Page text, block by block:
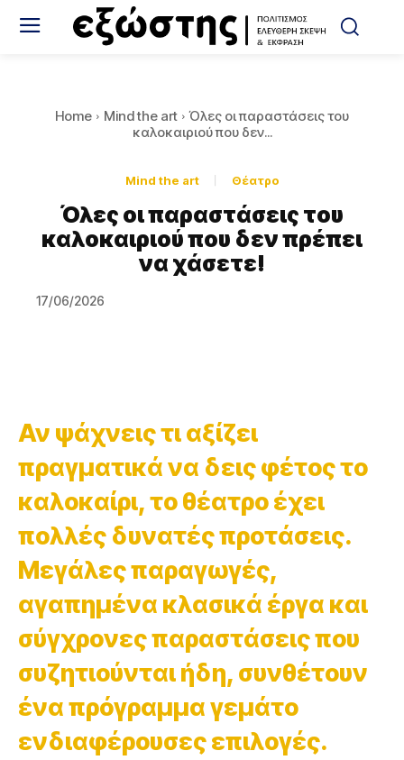
Home Mind the art
Όλες οι παραστάσεις του
καλοκαιριού που δεν...
Mind the art Θέατρο
Όλες οι παραστάσεις του
καλοκαιριού που δεν πρέπει
να χάσετε!
17/06/2026
Αν ψάχνεις τι αξίζει
πραγματικά να δεις φέτος το
καλοκαίρι, το θέατρο έχει
πολλές δυνατές προτάσεις.
Μεγάλες παραγωγές,
αγαπημένα κλασικά έργα και
σύγχρονες παραστάσεις που
συζητιούνται ήδη, συνθέτουν
ένα πρόγραμμα γεμάτο
ενδιαφέρουσες επιλογές.